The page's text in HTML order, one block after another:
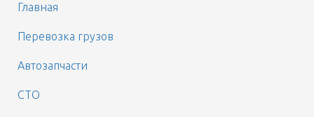
Главная
Перевозка грузов
Автозапчасти
СТО